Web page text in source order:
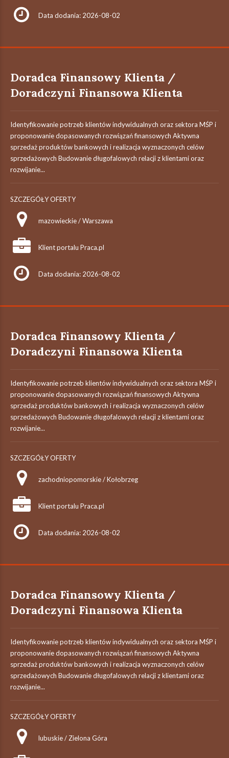
Data dodania: 2026-08-02
Doradca Finansowy Klienta /
Doradczyni Finansowa Klienta
Identyfikowanie potrzeb klientów indywidualnych oraz sektora MŚP i
proponowanie dopasowanych rozwiązań finansowych Aktywna
sprzedaż produktów bankowych i realizacja wyznaczonych celów
sprzedażowych Budowanie długofalowych relacji z klientami oraz
rozwijanie...
SZCZEGÓŁY OFERTY
mazowieckie / Warszawa
Klient portalu Praca.pl
Data dodania: 2026-08-02
Doradca Finansowy Klienta /
Doradczyni Finansowa Klienta
Identyfikowanie potrzeb klientów indywidualnych oraz sektora MŚP i
proponowanie dopasowanych rozwiązań finansowych Aktywna
sprzedaż produktów bankowych i realizacja wyznaczonych celów
sprzedażowych Budowanie długofalowych relacji z klientami oraz
rozwijanie...
SZCZEGÓŁY OFERTY
zachodniopomorskie / Kołobrzeg
Klient portalu Praca.pl
Data dodania: 2026-08-02
Doradca Finansowy Klienta /
Doradczyni Finansowa Klienta
Identyfikowanie potrzeb klientów indywidualnych oraz sektora MŚP i
proponowanie dopasowanych rozwiązań finansowych Aktywna
sprzedaż produktów bankowych i realizacja wyznaczonych celów
sprzedażowych Budowanie długofalowych relacji z klientami oraz
rozwijanie...
SZCZEGÓŁY OFERTY
lubuskie / Zielona Góra